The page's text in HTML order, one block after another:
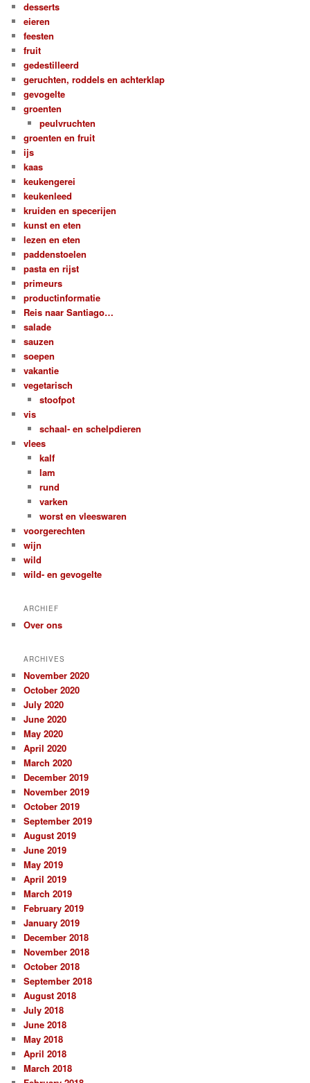
desserts
eieren
feesten
fruit
gedestilleerd
geruchten, roddels en achterklap
gevogelte
groenten
peulvruchten
groenten en fruit
ijs
kaas
keukengerei
keukenleed
kruiden en specerijen
kunst en eten
lezen en eten
paddenstoelen
pasta en rijst
primeurs
productinformatie
Reis naar Santiago…
salade
sauzen
soepen
vakantie
vegetarisch
stoofpot
vis
schaal- en schelpdieren
vlees
kalf
lam
rund
varken
worst en vleeswaren
voorgerechten
wijn
wild
wild- en gevogelte
ARCHIEF
Over ons
ARCHIVES
November 2020
October 2020
July 2020
June 2020
May 2020
April 2020
March 2020
December 2019
November 2019
October 2019
September 2019
August 2019
June 2019
May 2019
April 2019
March 2019
February 2019
January 2019
December 2018
November 2018
October 2018
September 2018
August 2018
July 2018
June 2018
May 2018
April 2018
March 2018